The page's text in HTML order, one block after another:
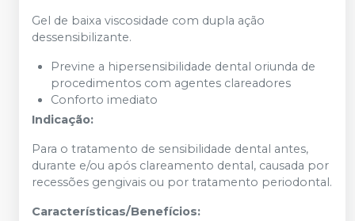
Gel de baixa viscosidade com dupla ação
dessensibilizante.
Previne a hipersensibilidade dental oriunda de
procedimentos com agentes clareadores
Conforto imediato
Indicação:
Para o tratamento de sensibilidade dental antes,
durante e/ou após clareamento dental, causada por
recessões gengivais ou por tratamento periodontal.
Características/Benefícios: